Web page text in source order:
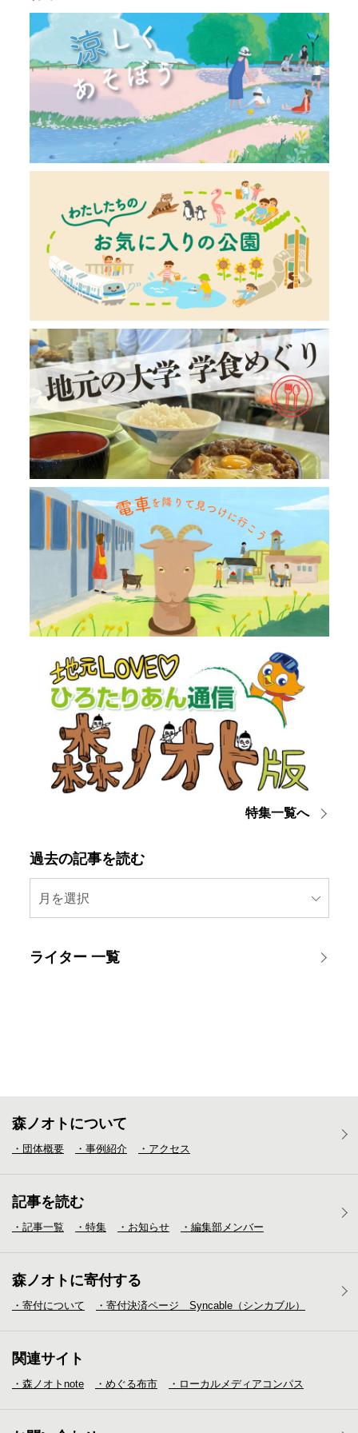
特集一覧へ
過去の記事を読む
月を選択
ライター 一覧
森ノオトについて
・団体概要 ・事例紹介 ・アクセス
記事を読む
・記事一覧 ・特集 ・お知らせ ・編集部メンバー
森ノオトに寄付する
・寄付について ・寄付決済ページ Syncable（シンカブル）
関連サイト
・森ノオトnote ・めぐる布市 ・ローカルメディア コンパス